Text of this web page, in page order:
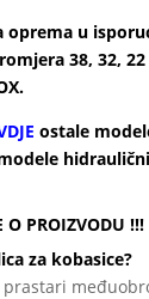
oprema u
38, 32,
ostale
modele
O PROIZVODU !!!
za kobasice?
prastari